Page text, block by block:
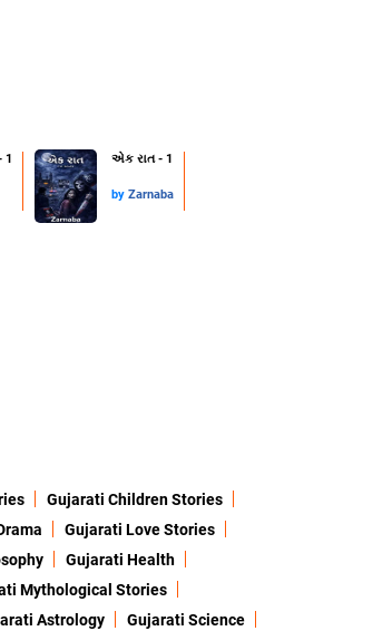
1 એક રાત - 1
by Zarnaba
Gujarati Children Stories
Gujarati Love Stories
Gujarati Health
Mythological Stories
Astrology
Gujarati Science